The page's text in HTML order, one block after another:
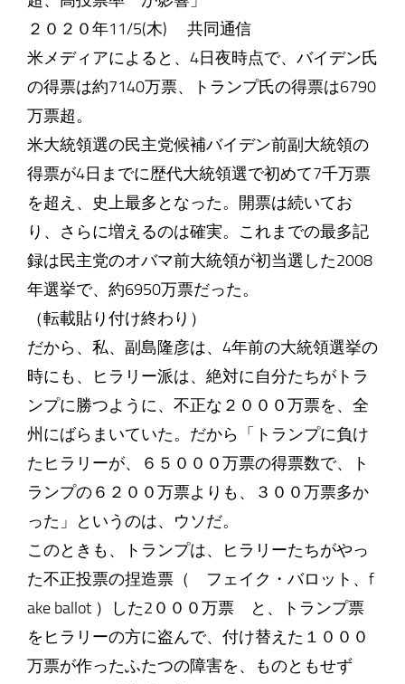
２０２０年11/5(木) 共同通信
米メディアによると、4日夜時点で、バイデン氏
の得票は約7140万票、トランプ氏の得票は6790
万票超。
米大統領選の民主党候補バイデン前副大統領の
得票が4日までに歴代大統領選で初めて7千万票
を超え、史上最多となった。開票は続いてお
り、さらに増えるのは確実。これまでの最多記
録は民主党のオバマ前大統領が初当選した2008
年選挙で、約6950万票だった。
（転載貼り付け終わり）
だから、私、副島隆彦は、4年前の大統領選挙の
時にも、ヒラリー派は、絶対に自分たちがトラ
ンプに勝つように、不正な２０００万票を、全
州にばらまいていた。だから「トランプに負け
たヒラリーが、６５０００万票の得票数で、ト
ランプの６２００万票よりも、３００万票多か
った」というのは、ウソだ。
このときも、トランプは、ヒラリーたちがやっ
た不正投票の捏造票（ フェイク・バロット、f
ake ballot ）した2０００万票 と、トランプ票
をヒラリーの方に盗んで、付け替えた１０００
万票が作ったふたつの障害を、ものともせず